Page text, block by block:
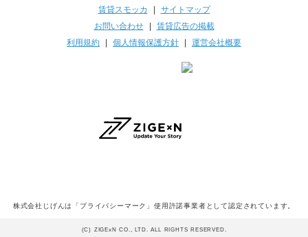
賃貸スモッカ
サイトマップ
お問い合わせ| 賃貸広告の掲載
利用規約
個人情報保護方針 運営会社概要
株式会社じげんは「プライバシーマーク」使用許諾事業者として認定されています。
(C) ZIGExN CO., LTD. ALL RIGHTS RESERVED.